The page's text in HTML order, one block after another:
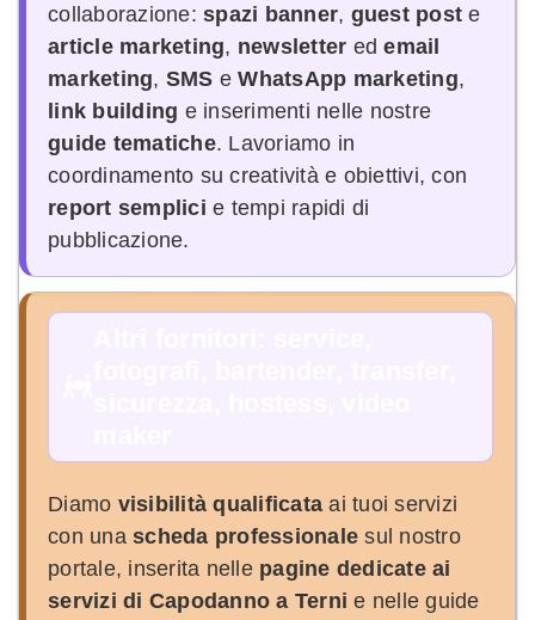
collaborazione: spazi banner, guest post e
article marketing, newsletter edemail
marketing, SMS eWhatsApp marketing,
link building e inserimenti nelle nostre
guide tematiche. Lavoriamo in
coordinamento su creatività e obiettivi, con
report semplici e tempi rapidi di
pubblicazione.
Diamo visibilità qualificata ai tuoi servizi
con una scheda professionale sul nostro
portale, inserita nelle pagine dedicate ai
servizi di Capodanno a Terni e nelle guide